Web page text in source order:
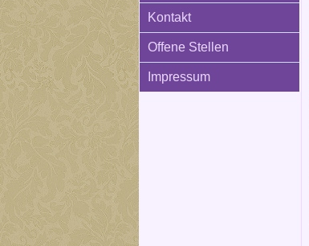
Kontakt
Offene Stellen
Impressum